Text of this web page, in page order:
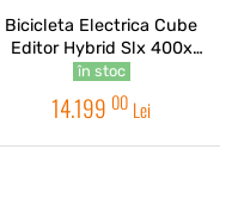
Bicicleta Electrica Cube
Editor Hybrid Slx 400x
Trapeze Reedbeige Chrome
2026
în stoc
14.199 00 Lei